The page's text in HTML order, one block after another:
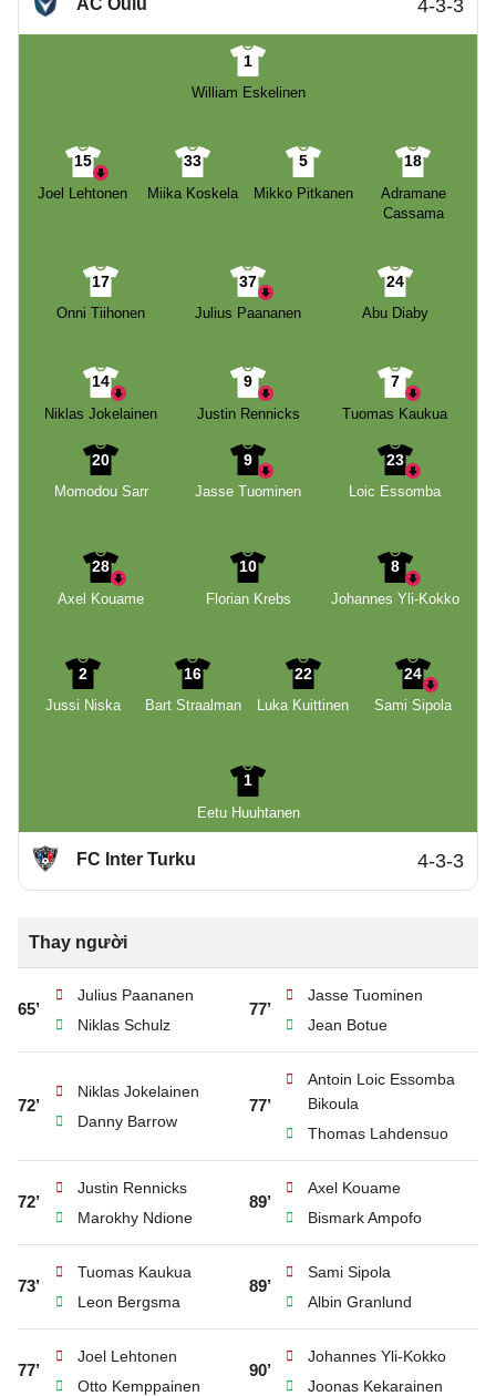
AC Oulu 4-3-3
1
William Eskelinen
15
Joel Lehtonen
33
Miika Koskela
5
Mikko Pitkanen
18
Adramane
Cassama
17
Onni Tiihonen
37
Julius Paananen
24
Abu Diaby
14
Niklas Jokelainen
9
Justin Rennicks
7
Tuomas Kaukua
20
Momodou Sarr
9
Jasse Tuominen
23
Loic Essomba
28
Axel Kouame
10
Florian Krebs
8
Johannes Yli-Kokko
2
Jussi Niska
16
Bart Straalman
22
Luka Kuittinen
24
Sami Sipola
1
Eetu Huuhtanen
FC Inter Turku 4-3-3
Thay người
65’
Julius Paananen
Niklas Schulz
77’
Jasse Tuominen
Jean Botue
72’
Niklas Jokelainen
Danny Barrow
77’
Antoin Loic Essomba
Bikoula
Thomas Lahdensuo
72’
Justin Rennicks
Marokhy Ndione
89’
Axel Kouame
Bismark Ampofo
73’
Tuomas Kaukua
Leon Bergsma
89’
Sami Sipola
Albin Granlund
77’
Joel Lehtonen
Otto Kemppainen
90’
Johannes Yli-Kokko
Joonas Kekarainen